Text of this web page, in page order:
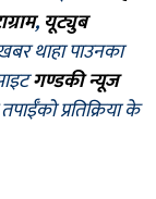
, यूट्युब
थाहा पाउनका
गण्डकी न्यूज
प्रतिक्रिया के